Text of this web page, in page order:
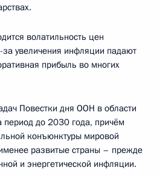
волатильность цен
увеличения инфляции падают
прибыль во многих
Повестки дня ООН в области
период до 2030 года, причём
конъюнктуры мировой
развитые страны – прежде
и энергетической инфляции.